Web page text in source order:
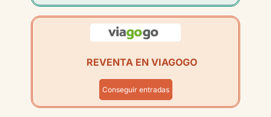
REVENTA EN VIAGOGO
Conseguir entradas